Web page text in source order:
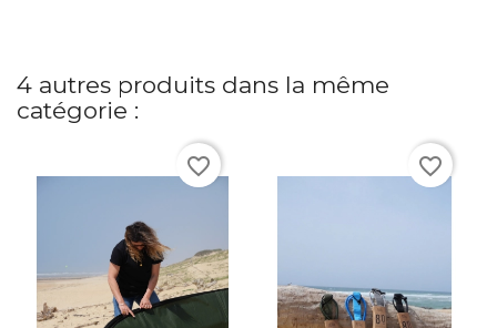
4 autres produits dans la même
catégorie :
favorite_border favorite_border